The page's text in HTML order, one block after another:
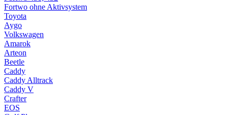
Fortwo ohne Aktivsystem
Toyota
Aygo
Volkswagen
Amarok
Arteon
Beetle
Caddy
Caddy Alltrack
Caddy V
Crafter
EOS